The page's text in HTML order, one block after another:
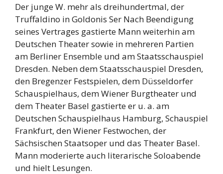
Der junge W. mehr als dreihundertmal, der
Truffaldino in Goldonis Ser Nach Beendigung
seines Vertrages gastierte Mann weiterhin am
Deutschen Theater sowie in mehreren Partien
am Berliner Ensemble und am Staatsschauspiel
Dresden. Neben dem Staatsschauspiel Dresden,
den Bregenzer Festspielen, dem Düsseldorfer
Schauspielhaus, dem Wiener Burgtheater und
dem Theater Basel gastierte er u. a. am
Deutschen Schauspielhaus Hamburg, Schauspiel
Frankfurt, den Wiener Festwochen, der
Sächsischen Staatsoper und das Theater Basel.
Mann moderierte auch literarische Soloabende
und hielt Lesungen.